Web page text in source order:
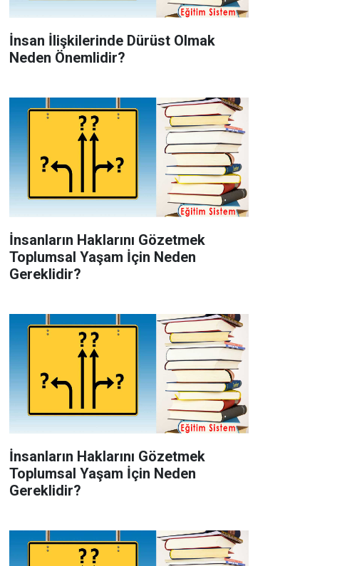
İnsan İlişkilerinde Dürüst Olmak
Neden Önemlidir?
İnsanların Haklarını Gözetmek
Toplumsal Yaşam İçin Neden
Gereklidir?
İnsanların Haklarını Gözetmek
Toplumsal Yaşam İçin Neden
Gereklidir?